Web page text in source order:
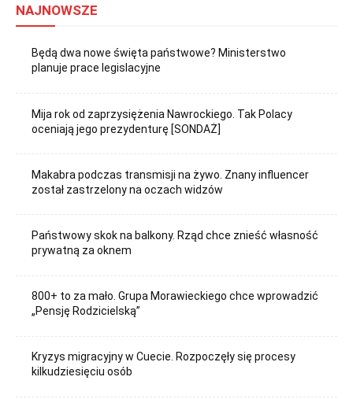
NAJNOWSZE
Będą dwa nowe święta państwowe? Ministerstwo
planuje prace legislacyjne
Mija rok od zaprzysiężenia Nawrockiego. Tak Polacy
oceniają jego prezydenturę [SONDAŻ]
Makabra podczas transmisji na żywo. Znany influencer
został zastrzelony na oczach widzów
Państwowy skok na balkony. Rząd chce znieść własność
prywatną za oknem
800+ to za mało. Grupa Morawieckiego chce wprowadzić
„Pensję Rodzicielską”
Kryzys migracyjny w Cuecie. Rozpoczęły się procesy
kilkudziesięciu osób